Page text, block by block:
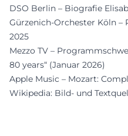
DSO Berlin – Biografie
Gürzenich-Orchester Köln
2025
Mezzo TV –
80 years“ (Januar 2026)
Apple Music – Mozart:
Wikipedia: Bild- und